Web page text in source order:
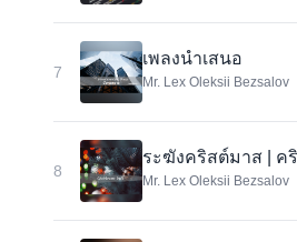
7
เพลงนำเสนอ
Mr. Lex Oleksii Bezsalov
8
ระฆังคริสต์มาส | ค
Mr. Lex Oleksii Bezsalov